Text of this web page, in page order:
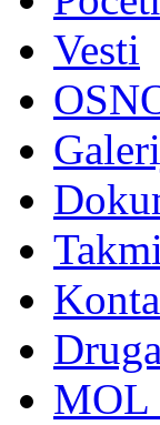
Vesti
MOL